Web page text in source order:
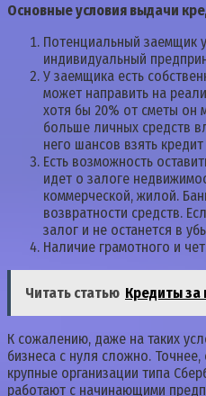
Основные условия выдачи
Потенциальный заемщик
индивидуальный
У заемщика есть
может направить на
хотя бы 20% от сметы он
больше личных средств
него шансов взять
Есть возможность
идет о залоге
коммерческой, жилой.
возвратности средств.
залог и не останется в
Наличие грамотного и
Читать статью Кредиты за
К сожалению, даже на таких
бизнеса с нуля сложно.
крупные организации типа
работают с начинающими